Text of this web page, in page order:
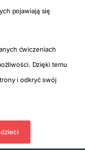
pojawiają się
ćwiczeniach
Dzięki temu
i odkryć swój